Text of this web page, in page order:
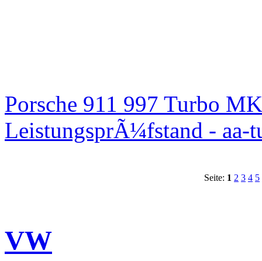
Porsche 911 997 Turbo
LeistungsprÃ¼fstand - aa-
Seite: 1 2 3 4 5
VW